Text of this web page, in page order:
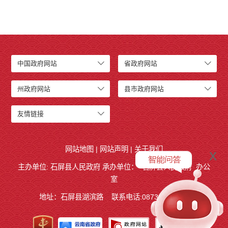
中国政府网站 省政府网站
州政府网站 县市政府网站
友情链接
网站地图 | 网站声明 | 关于我们
主办单位: 石屏县人民政府 承办单位： 石屏县人民政府 办公
室
地址：石屏县湖滨路 联系电话:0873-4858140
x